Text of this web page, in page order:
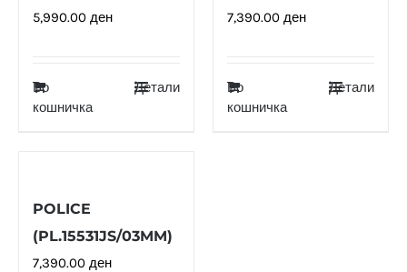
5,990.00 ден
Во
кошничка
Детали
7,390.00 ден
Во
кошничка
Детали
POLICE
(PL.15531JS/03MM)
7,390.00 ден